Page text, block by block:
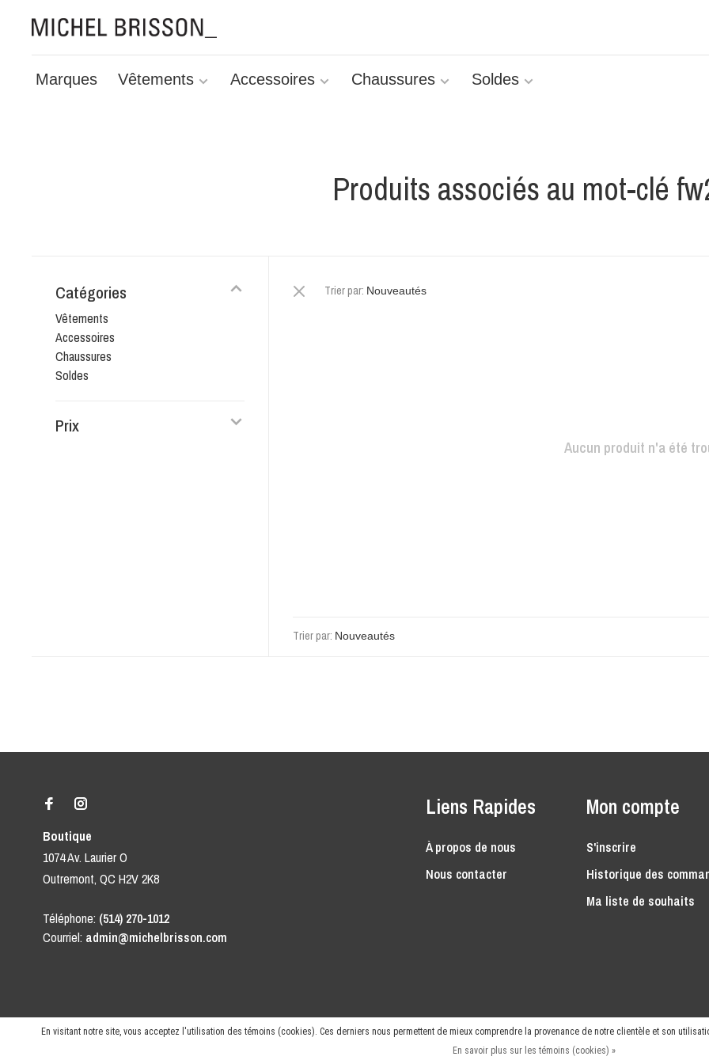
Marques Vêtements Accessoires Chaussures Soldes
Produits associés au mot-clé
Catégories
Vêtements
Accessoires
Chaussures
Soldes
Prix
Trier par:
Aucun produit n'a été
Trier par:
En visitant notre site, vous acceptez l'utilisation des témoins (cookies). Ces derniers nous permettent de mieux comprendre la provenance de notre clientèle et son
En savoir plus sur les témoins (cookies) »
Boutique
1074 Av. Laurier O
Outremont, QC H2V 2K8
Téléphone: (514) 270-1012
Courriel: admin@michelbrisson.com
Liens Rapides
À propos de nous
Nous contacter
Mon compte
S'inscrire
Historique des
Ma liste de souhaits